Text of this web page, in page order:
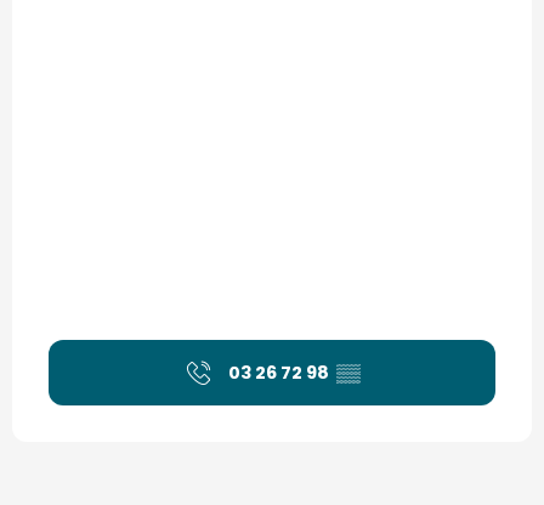
03 26 72 98 ▒▒